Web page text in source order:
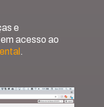
e
acesso ao
.